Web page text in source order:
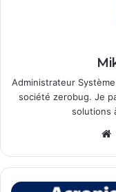
Administrateur
société zerobug. Je
solutions
Acronis